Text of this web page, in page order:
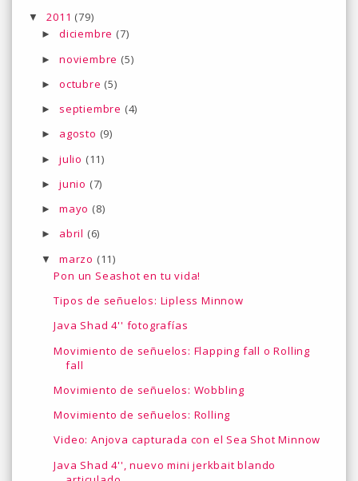
▼2011 (79)
► diciembre (7)
► noviembre (5)
► octubre (5)
► septiembre (4)
► agosto (9)
► julio (11)
► junio (7)
► mayo (8)
► abril (6)
▼ marzo (11)
Pon un Seashot en tu vida!
Tipos de señuelos: Lipless Minnow
Java Shad 4'' fotografías
Movimiento de señuelos: Flapping fall o Rolling
fall
Movimiento de señuelos: Wobbling
Movimiento de señuelos: Rolling
Video: Anjova capturada con el Sea Shot Minnow
Java Shad 4'', nuevo mini jerkbait blando